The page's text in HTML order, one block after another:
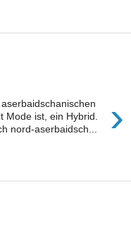
›
Mode ist, ein Hybrid.
nord-aserbaidsch...